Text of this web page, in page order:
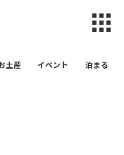
観光
土産 イベント 泊まる